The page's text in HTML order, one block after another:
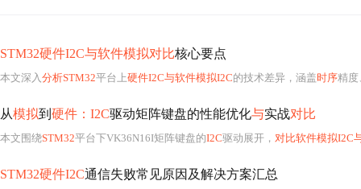
STM32硬件I2C与软件模拟对比核心要点
本文深入分析STM32平台上硬件I2C与软件模拟I2C的技术差异，涵盖时序精度
从模拟到 硬件：I2C驱动矩阵键盘的性能优化与实战对比
本文围绕STM32平台下VK36N16I矩阵键盘的I2C驱动展开， 对比软件模拟I2C
STM32硬件I2C通信失败常见原因及解决方案汇总